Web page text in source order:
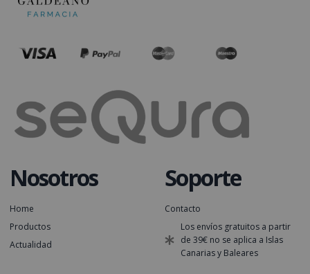
Nosotros
Home
Productos
Actualidad
Soporte
Contacto
Los envíos gratuitos a partir
de 39€ no se aplica a Islas
Canarias y Baleares